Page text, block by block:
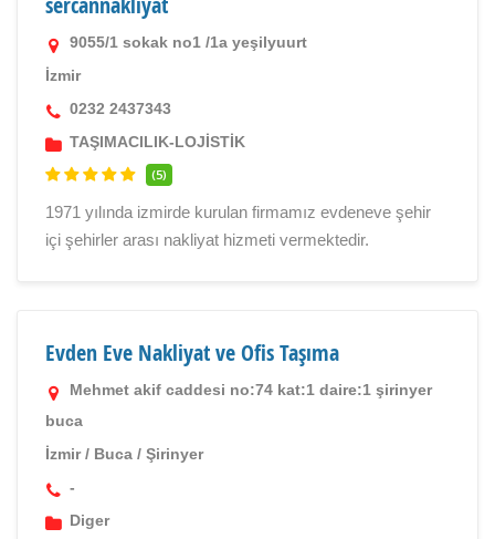
9055/1 sokak no1 /1a yeşilyuurt
İzmir
0232 2437343
TAŞIMACILIK-LOJİSTİK
(5)
1971 yılında izmirde kurulan firmamız evdeneve şehir
içi şehirler arası nakliyat hizmeti vermektedir.
Evden Eve Nakliyat ve Ofis Taşıma
Mehmet akif caddesi no:74 kat:1 daire:1 şirinyer
buca
İzmir/ Buca / Şirinyer
-
Diger